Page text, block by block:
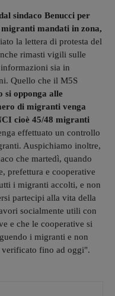
sindaco Benucci per
mandati in zona,
la lettera di protesta del
rimasti vigili sulle
sia in
Quello che il M5S
si opponga alle
di migranti venga
cioè 45/48 migranti
effettuato un controllo
Auspichiamo inoltre,
che martedì, quando
prefettura e cooperative
i migranti accolti, e non
partecipi alla vita della
socialmente utili con
e che le cooperative si
i migranti e non
verificato fino ad oggi".